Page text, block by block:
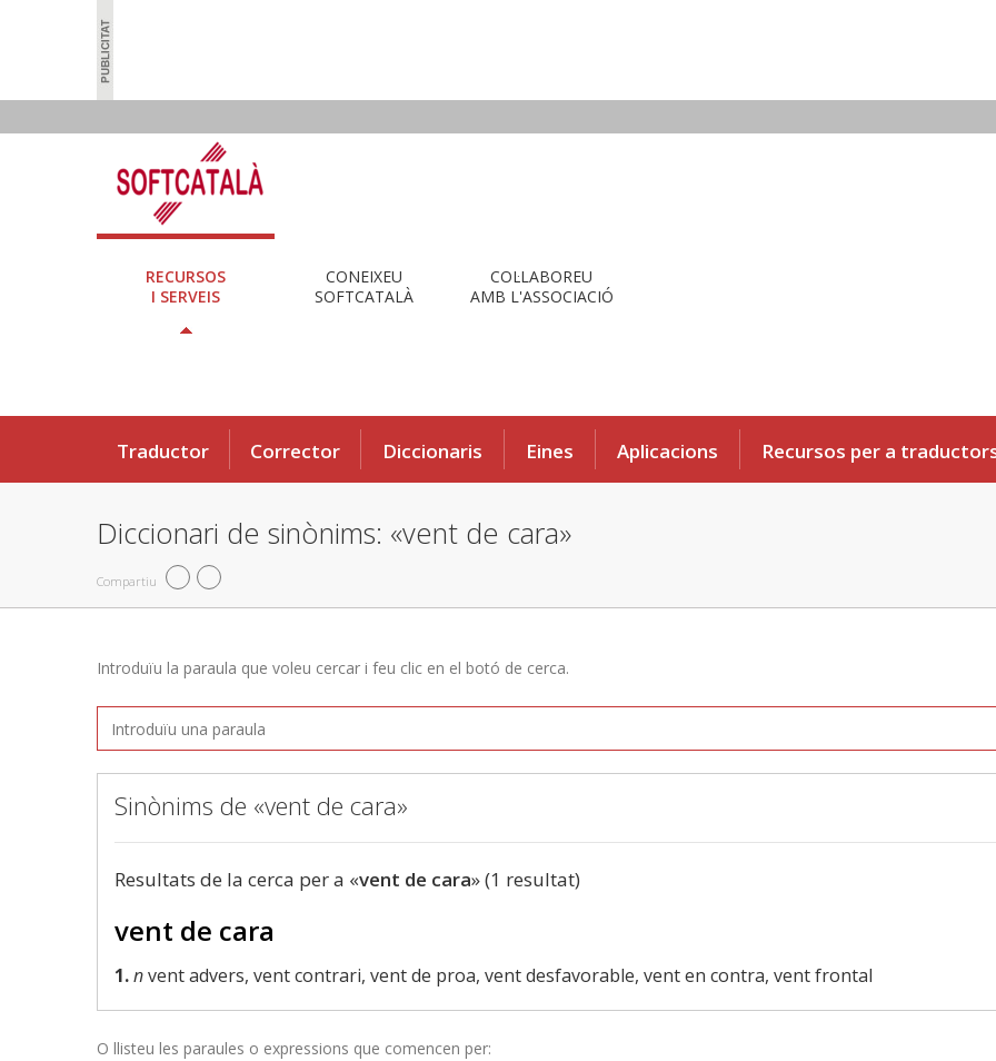
RECURSOS
I SERVEIS
CONEIXEU
SOFTCATALÀ
COL·LABOREU
AMB L'ASSOCIACIÓ
Traductor Corrector Diccionaris Eines Aplicacions Recursos per a
Diccionari de sinònims: «vent de cara»
Compartiu
Introduïu la paraula que voleu cercar i feu clic en el botó de cerca.
Sinònims de «vent de cara»
Resultats de la cerca per a «vent de cara» (1 resultat)
vent de cara
1.nvent advers, vent contrari, vent de proa, vent desfavorable, vent en contra, vent frontal
O llisteu les paraules o expressions que comencen per: